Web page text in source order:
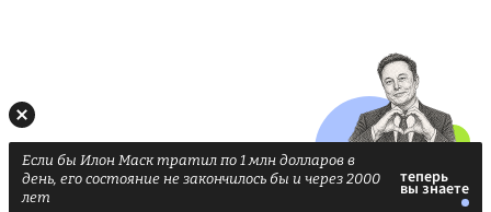
Если бы Илон Маск тратил по 1 млн долларов в
день, его состояние не закончилось бы и через 2000
лет